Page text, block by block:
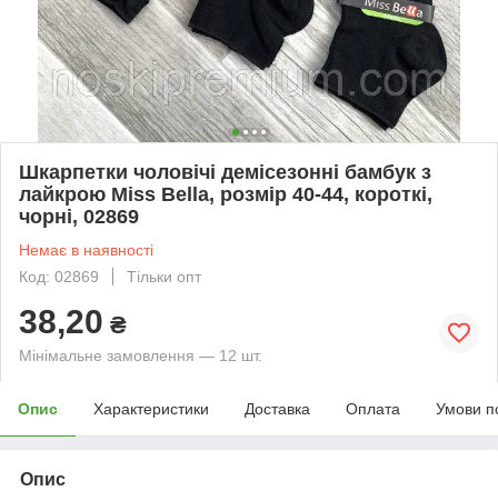
Шкарпетки чоловічі демісезонні бамбук з
лайкрою Miss Bella, розмір 40-44, короткі,
чорні, 02869
Немає в наявності
Код: 02869
Тільки опт
38,20 ₴
Мінімальне замовлення — 12 шт.
Опис Характеристики Доставка Оплата Умови
Опис